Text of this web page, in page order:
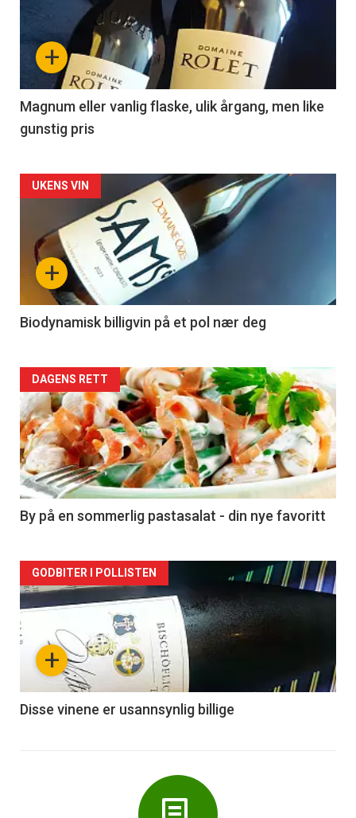
akkurat
nå
3
+
Magnum eller vanlig flaske, ulik årgang, men like
gunstig pris
Forsiden
akkurat
nå
4
+
UKENS VIN
Biodynamisk billigvin på et pol nær deg
Forsiden
akkurat
nå
-
5
DAGENS RETT
By på en sommerlig pastasalat - din nye favoritt
Forsiden
akkurat
nå
6
+
GODBITER I POLLISTEN
Disse vinene er usannsynlig billige